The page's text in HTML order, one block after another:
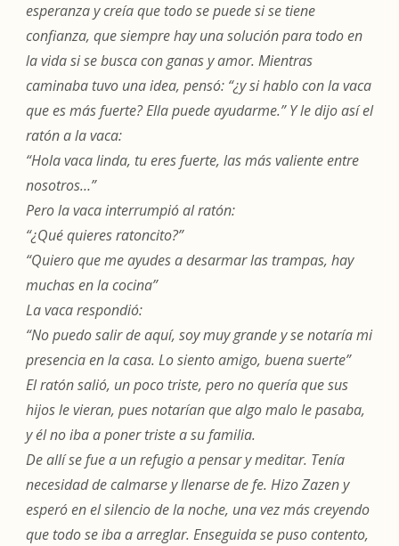
esperanza y creía que todo se puede si se tiene
confianza, que siempre hay una solución para todo en
la vida si se busca con ganas y amor. Mientras
caminaba tuvo una idea, pensó: “¿y si hablo con la vaca
que es más fuerte? Ella puede ayudarme.” Y le dijo así el
ratón a la vaca:
“Hola vaca linda, tu eres fuerte, las más valiente entre
nosotros…”
Pero la vaca interrumpió al ratón:
“¿Qué quieres ratoncito?”
“Quiero que me ayudes a desarmar las trampas, hay
muchas en la cocina”
La vaca respondió:
“No puedo salir de aquí, soy muy grande y se notaría mi
presencia en la casa. Lo siento amigo, buena suerte”
El ratón salió, un poco triste, pero no quería que sus
hijos le vieran, pues notarían que algo malo le pasaba,
y él no iba a poner triste a su familia.
De allí se fue a un refugio a pensar y meditar. Tenía
necesidad de calmarse y llenarse de fe. Hizo Zazen y
esperó en el silencio de la noche, una vez más creyendo
que todo se iba a arreglar. Enseguida se puso contento,